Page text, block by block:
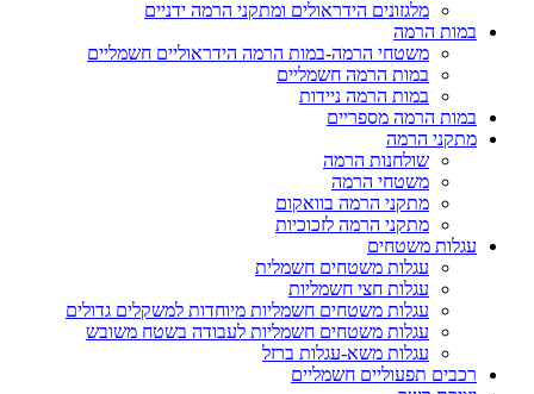
מלגזונים הידראולים ומתקני הרמה ידניים
במות הרמה
משטחי הרמה-במות הרמה הידראוליים חשמליים
במות הרמה חשמליים
במות הרמה ניידות
במות הרמה מספריים
מתקני הרמה
שולחנות הרמה
משטחי הרמה
מתקני הרמה בוואקום
מתקני הרמה לזכוכיות
עגלות משטחים
עגלות משטחים חשמלית
עגלות חצי חשמליות
עגלות משטחים חשמליות מיוחדות למשקלים גדולים
עגלות משטחים חשמליות לעבודה בשטח משובש
עגלות משא-עגלות ברזל
רכבים תפעוליים חשמליים